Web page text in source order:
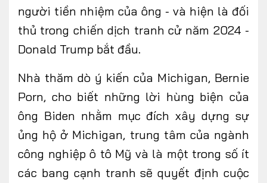
người tiền nhiệm của ông - và hiện là đối
thủ trong chiến dịch tranh cử năm 2024 -
Donald Trump bắt đầu.
Nhà thăm dò ý kiến ​​của Michigan, Bernie
Porn, cho biết những lời hùng biện của
ông Biden nhằm mục đích xây dựng sự
ủng hộ ở Michigan, trung tâm của ngành
công nghiệp ô tô Mỹ và là một trong số ít
các bang cạnh tranh sẽ quyết định cuộc